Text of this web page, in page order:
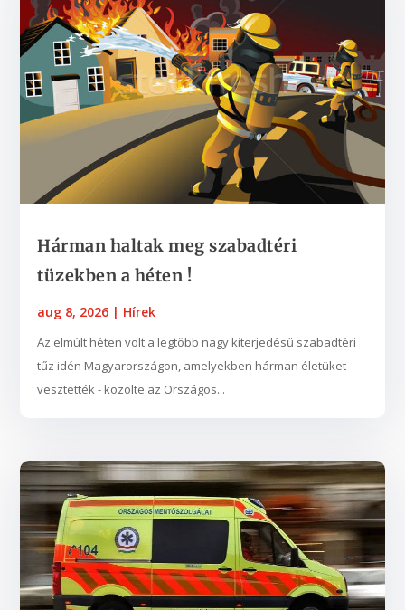
Hárman haltak meg szabadtéri
tüzekben a héten !
aug 8, 2026 | Hírek
Az elmúlt héten volt a legtöbb nagy kiterjedésű szabadtéri
tűz idén Magyarországon, amelyekben hárman életüket
vesztették - közölte az Országos...